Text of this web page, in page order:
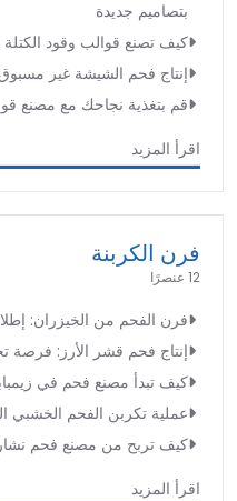
بتصاميم جديدة
كيف تصنع قوالب وقود الكتلة
إنتاج فحم الشيشة غير
قم بتغذية نجاحك مع مصنع
اقرأ المزيد
فرن الكربنة
12 عنصرًا
فرن الفحم من الخيزران:
إنتاج فحم قشر الأرز: فرصة
كيف تبدأ مصنع فحم في
عملية تكربن الفحم
كيف تربح من مصنع فحم
اقرأ المزيد